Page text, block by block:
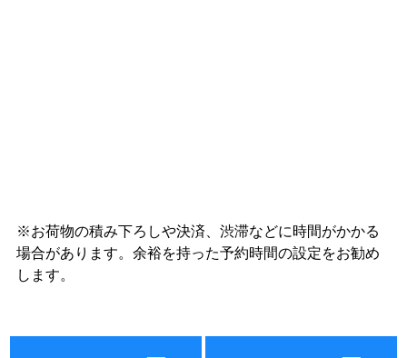
ョン料
※お荷物の積み下ろしや決済、渋滞などに時間がかかる
場合があります。余裕を持った予約時間の設定をお勧め
します。